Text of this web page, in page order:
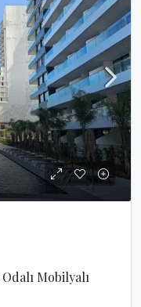
Mobilyalı